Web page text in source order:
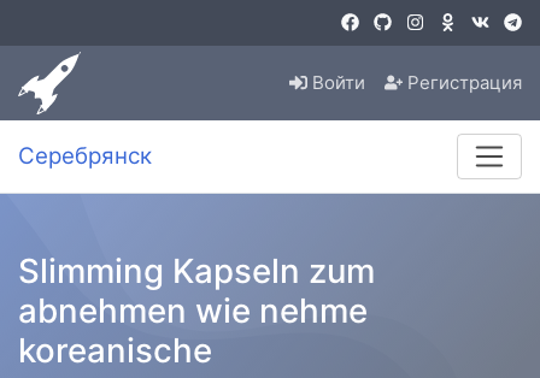
Войти Регистрация
Серебрянск
Slimming Kapseln zum
abnehmen wie nehme
koreanische